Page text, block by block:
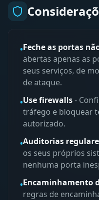
•Feche as portas
abertas apenas as
seus serviços, de
de ataque.
•Use firewalls-
tráfego e bloquear
autorizado.
•Auditorias
os seus próprios
nenhuma porta
•Encaminhamento
regras de